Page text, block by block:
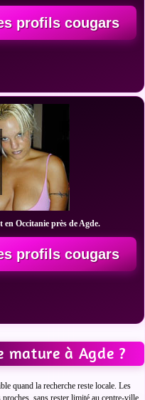
profils cougars
Occitanie près de Agde.
profils cougars
mature à Agde ?
quand la recherche reste locale. Les
sans rester limité au centre-ville.